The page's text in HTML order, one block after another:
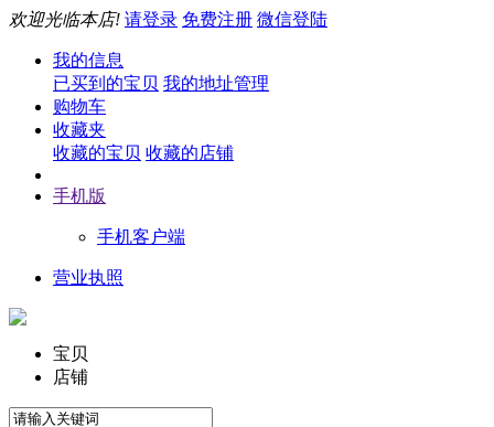
欢迎光临本店! 请登录 免费注册 微信登陆
我的信息
已买到的宝贝 我的地址管理
购物车
收藏夹
收藏的宝贝 收藏的店铺
手机版
手机客户端
营业执照
宝贝
店铺